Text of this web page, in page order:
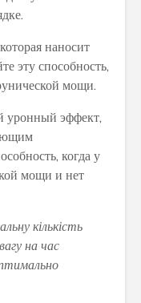
наносит
эту способность,
мощи.
уронный эффект,
когда у
мощи и нет
кількість
на час